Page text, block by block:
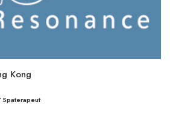
Kong
Spaterapeut